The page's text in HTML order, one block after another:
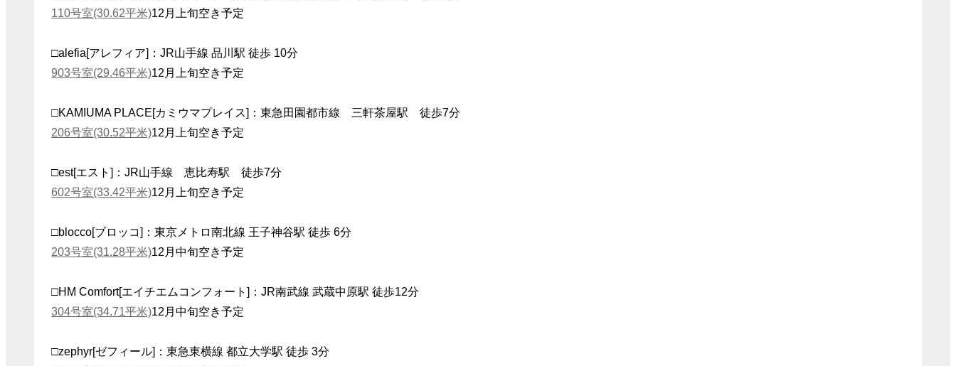
110号室(30.62平米)12月上旬空き予定
□alefia[アレフィア]：JR山手線 品川駅 徒歩 10分
903号室(29.46平米)12月上旬空き予定
□KAMIUMA PLACE[カミウマプレイス]：東急田園都市線 三軒茶屋駅 徒歩7分
206号室(30.52平米)12月上旬空き予定
□est[エスト]：JR山手線 恵比寿駅 徒歩7分
602号室(33.42平米)12月上旬空き予定
□blocco[ブロッコ]：東京メトロ南北線 王子神谷駅 徒歩 6分
203号室(31.28平米)12月中旬空き予定
□HM Comfort[エイチエムコンフォート]：JR南武線 武蔵中原駅 徒歩12分
304号室(34.71平米)12月中旬空き予定
□zephyr[ゼフィール]：東急東横線 都立大学駅 徒歩 3分